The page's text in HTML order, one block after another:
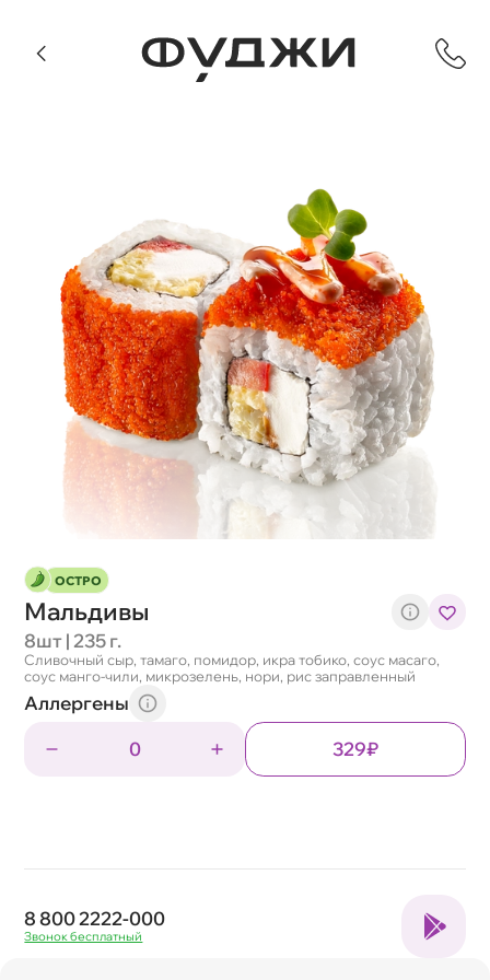
ОСТРО
Мальдивы
8шт | 235 г.
Сливочный сыр, тамаго, помидор, икра тобико, соус масаго,
соус манго-чили, микрозелень, нори, рис заправленный
Аллергены
0
329₽
8 800 2222-000
Звонок бесплатный